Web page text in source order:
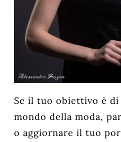
Se il tuo obiettivo è
mondo della moda,
o aggiornare il tuo